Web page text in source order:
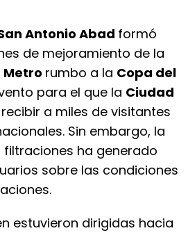
Antonio Abad formó
de mejoramiento de la
Metro rumbo a la Copa del
para el que la Ciudad
a miles de visitantes
Sin embargo, la
ha generado
sobre las condiciones
estuvieron dirigidas hacia